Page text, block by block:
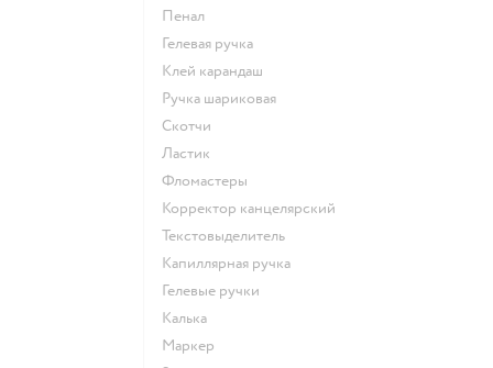
Пенал
Гелевая ручка
Клей карандаш
Ручка шариковая
Скотчи
Ластик
Фломастеры
Корректор канцелярский
Текстовыделитель
Капиллярная ручка
Гелевые ручки
Калька
Маркер